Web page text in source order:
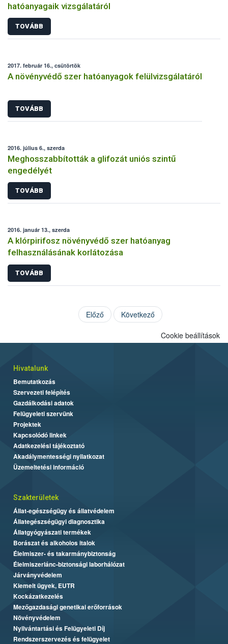
hatóanyagaik vizsgálatáról
TOVÁBB
2017. február 16., csütörtök
A növényvédő szer hatóanyagok felülvizsgálatáról
TOVÁBB
2016. július 6., szerda
Meghosszabbították a glifozát uniós szintű
engedélyét
TOVÁBB
2016. január 13., szerda
A klórpirifosz növényvédő szer hatóanyag
felhasználásának korlátozása
TOVÁBB
Előző Következő
Cookie beállítások
Hivatalunk
Bemutatkozás
Szervezeti felépítés
Gazdálkodási adatok
Felügyeleti szervünk
Projektek
Kapcsolódó linkek
Adatkezelési tájékoztató
Akadálymentességi nyilatkozat
Üzemeltetési információ
Szakterületek
Állat-egészségügy és állatvédelem
Állategészségügyi diagnosztika
Állatgyógyászati termékek
Borászat és alkoholos italok
Élelmiszer- és takarmánybiztonság
Élelmiszerlánc-biztonsági laborhálózat
Járványvédelem
Kiemelt ügyek, EUTR
Kockázatkezelés
Mezőgazdasági genetikai erőforrások
Növényvédelem
Nyilvántartási és Felügyeleti Díj
Rendszerszervezés és felügyelet